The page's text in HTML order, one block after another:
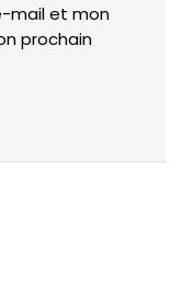
mail et mon
prochain